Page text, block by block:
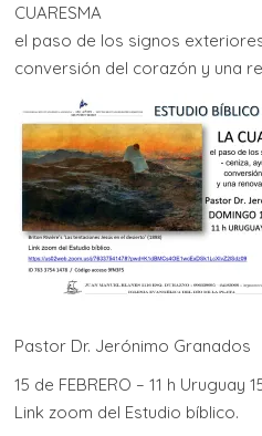
CUARESMA
el paso de los signos
conversión del corazón y una
Pastor Dr. Jerónimo Granados
15 de FEBRERO – 11 h Uruguay
Link zoom del Estudio bíblico.